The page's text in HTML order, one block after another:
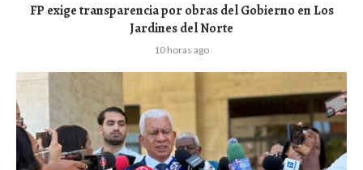
FP exige transparencia por obras del Gobierno en Los
Jardines del Norte
10 horas ago